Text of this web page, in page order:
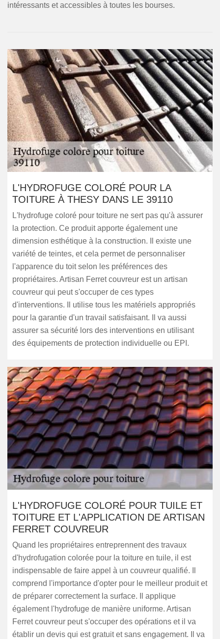
intéressants et accessibles à toutes les bourses.
L'HYDROFUGE COLORÉ POUR LA
TOITURE À THESY DANS LE 39110
L'hydrofuge coloré pour toiture ne sert pas qu'à assurer
la protection. Ce produit apporte également une
dimension esthétique à la construction. Il existe une
variété de teintes, et cela permet de personnaliser
l'apparence du toit selon les préférences des
propriétaires. Artisan Ferret couvreur est un artisan
couvreur qui peut s'occuper de ces types
d'interventions. Il utilise tous les matériels appropriés
pour la garantie d'un travail satisfaisant. Il va aussi
assurer sa sécurité lors des interventions en utilisant
des équipements de protection individuelle ou EPI.
L'HYDROFUGE COLORÉ POUR TUILE ET
TOITURE ET L'APPLICATION DE ARTISAN
FERRET COUVREUR
Quand les propriétaires entreprennent des travaux
d'hydrofugation colorée pour la toiture en tuile, il est
indispensable de faire appel à un couvreur qualifié. Il
comprend l'importance d'opter pour le meilleur produit et
de préparer correctement la surface. Il applique
également l'hydrofuge de manière uniforme. Artisan
Ferret couvreur peut s'occuper des opérations et il va
établir un devis qui est gratuit et sans engagement. Il va